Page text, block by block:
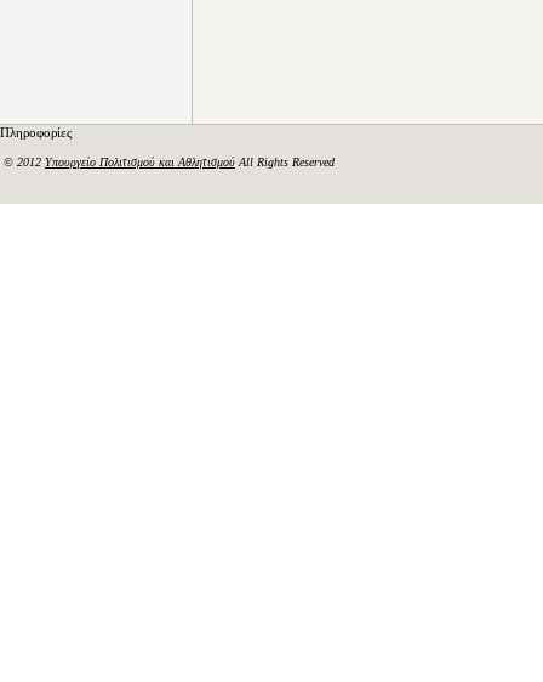
Πληροφορίες
© 2012 Υπουργείο Πολιτισμού και Αθλητισμού All Rights Reserved